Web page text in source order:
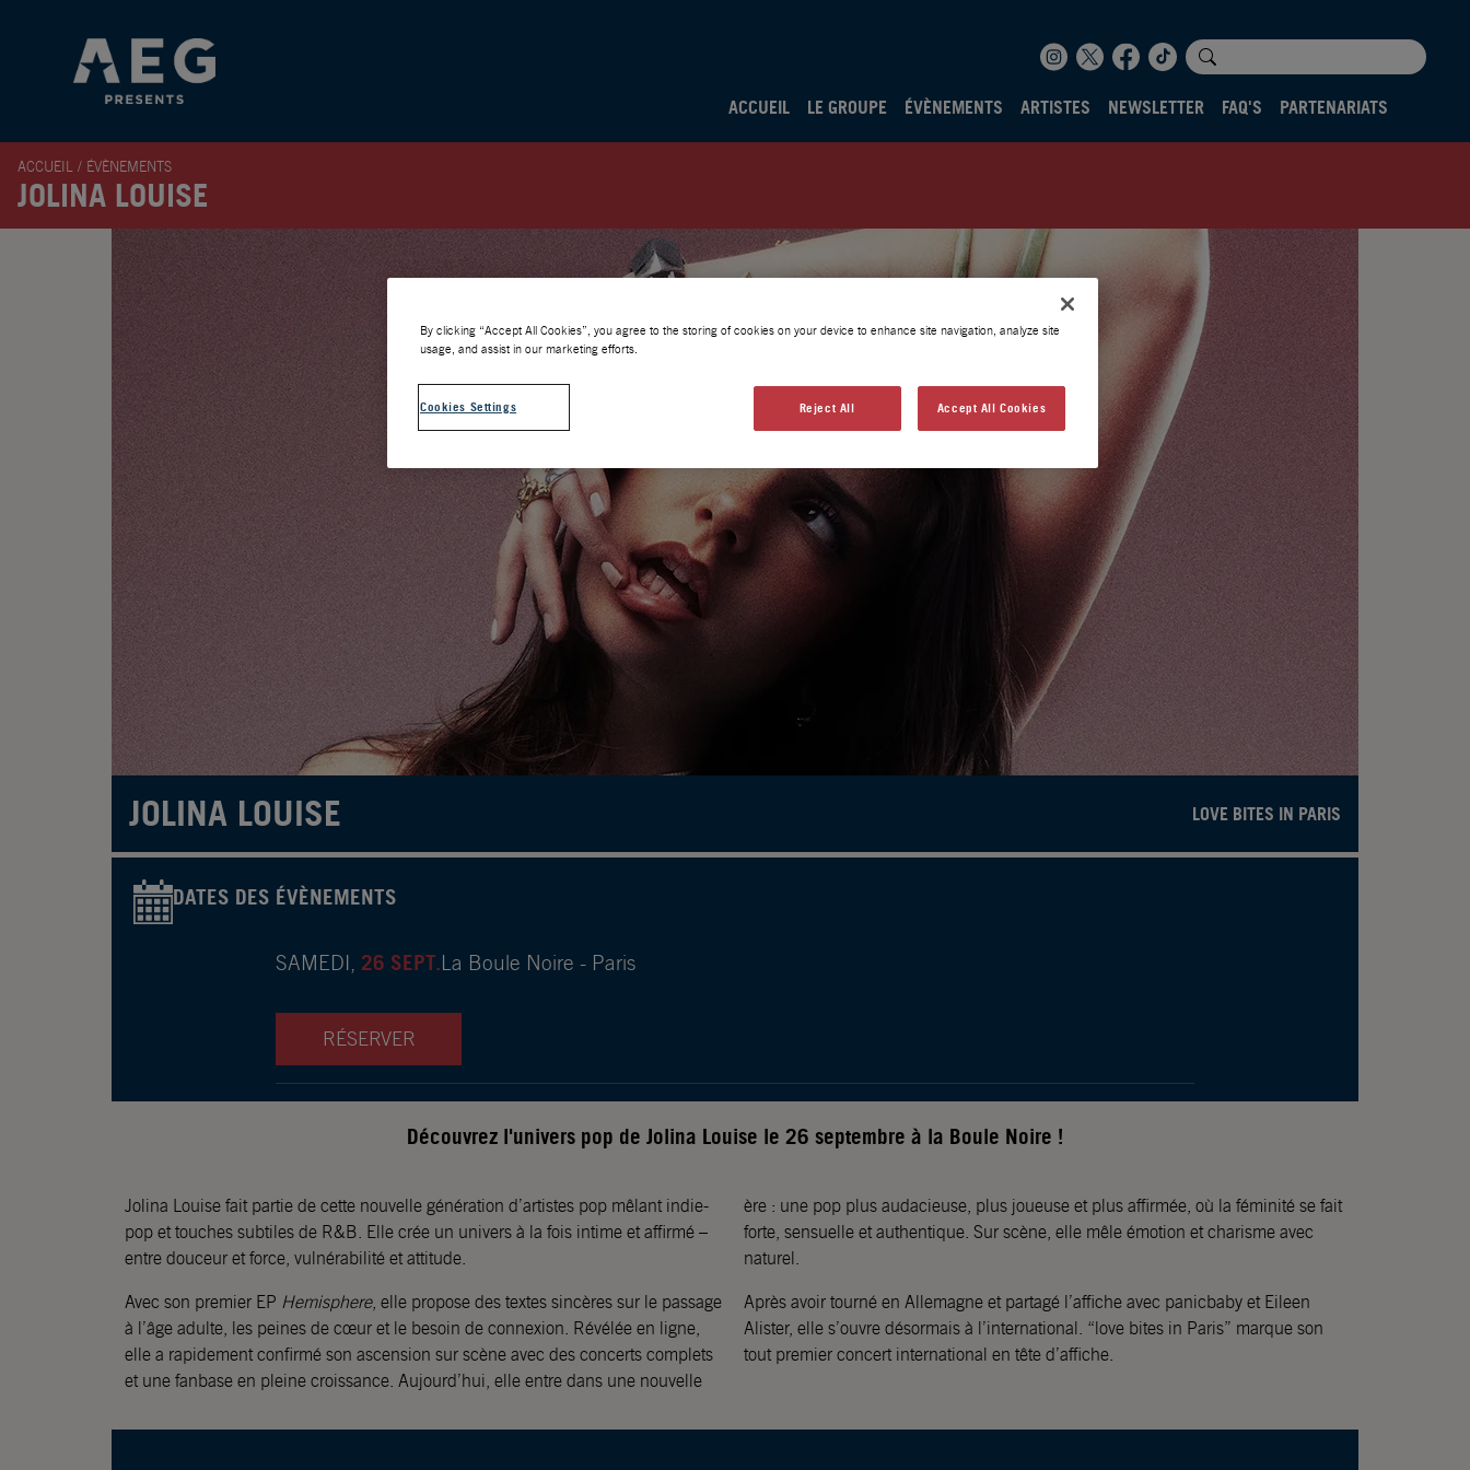
ACCUEIL LE GROUPE ÉVÈNEMENTS ARTISTES NEWSLETTER FAQ'S PARTENARIATS
ACCUEIL / ÉVÈNEMENTS
JOLINA LOUISE
JOLINA LOUISE LOVE BITES IN PARIS
DATES DES ÉVÈNEMENTS
SAMEDI, 26 SEPT.La Boule Noire - Paris
RÉSERVER
Découvrez l'univers pop de Jolina Louise le 26 septembre à la Boule Noire !
Jolina Louise fait partie de cette nouvelle génération d’artistes pop mêlant indie-
pop et touches subtiles de R&B. Elle crée un univers à la fois intime et affirmé –
entre douceur et force, vulnérabilité et attitude.
Avec son premier EP Hemisphere, elle propose des textes sincères sur le passage
à l’âge adulte, les peines de cœur et le besoin de connexion. Révélée en ligne,
elle a rapidement confirmé son ascension sur scène avec des concerts complets
et une fanbase en pleine croissance. Aujourd’hui, elle entre dans une nouvelle
ère : une pop plus audacieuse, plus joueuse et plus affirmée, où la féminité se fait
forte, sensuelle et authentique. Sur scène, elle mêle émotion et charisme avec
naturel.
Après avoir tourné en Allemagne et partagé l’affiche avec panicbaby et Eileen
Alister, elle s’ouvre désormais à l’international. “love bites in Paris” marque son
tout premier concert international en tête d’affiche.
By clicking “Accept All Cookies”, you agree to the storing of cookies on your device to enhance site navigation, analyze site
usage, and assist in our marketing efforts.
Cookies Settings Reject All Accept All Cookies